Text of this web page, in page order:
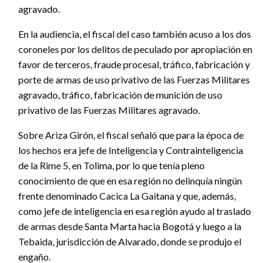
agravado.
En la audiencia, el fiscal del caso también acuso a los dos
coroneles por los delitos de peculado por apropiación en
favor de terceros, fraude procesal, tráfico, fabricación y
porte de armas de uso privativo de las Fuerzas Militares
agravado, tráfico, fabricación de munición de uso
privativo de las Fuerzas Militares agravado.
Sobre Ariza Girón, el fiscal señaló que para la época de
los hechos era jefe de Inteligencia y Contrainteligencia
de la Rime 5, en Tolima, por lo que tenía pleno
conocimiento de que en esa región no delinquía ningún
frente denominado Cacica La Gaitana y que, además,
como jefe de inteligencia en esa región ayudo al traslado
de armas desde Santa Marta hacia Bogotá y luego a la
Tebaida, jurisdicción de Alvarado, donde se produjo el
engaño.